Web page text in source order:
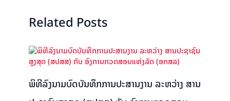
Related Posts
ພິທີລົງນາມບົດບັນທຶກການປະສານງານ ລະຫວ່າງ ສານ